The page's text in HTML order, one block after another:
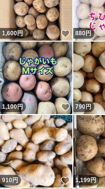
1,600円 いいね！
880円
1,100円 いいね！
790円
910円 いいね！
1,199円